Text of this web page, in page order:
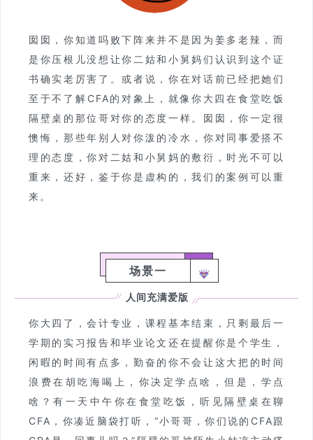
囡囡，你知道吗败下阵来并不是因为姜多老辣，而
是你压根儿没想让你二姑和小舅妈们认识到这个证
书确实老厉害了。或者说，你在对话前已经把她们
至于不了解CFA的对象上，就像你大四在食堂吃饭
隔壁桌的那位哥对你的态度一样。囡囡，你一定很
懊悔，那些年别人对你泼的冷水，你对同事爱搭不
理的态度，你对二姑和小舅妈的敷衍，时光不可以
重来，还好，鉴于你是虚构的，我们的案例可以重
来。
场景一
人间充满爱版
你大四了，会计专业，课程基本结束，只剩最后一
学期的实习报告和毕业论文还在提醒你是个学生，
闲暇的时间有点多，勤奋的你不会让这大把的时间
浪费在胡吃海喝上，你决定学点啥，但是，学点
啥？有一天中午你在食堂吃饭，听见隔壁桌在聊
CFA，你凑近脑袋打听，“小哥哥，你们说的CFA跟